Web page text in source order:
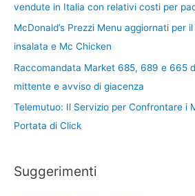
vendute in Italia con relativi costi per
McDonald’s Prezzi Menu aggiornati per
insalata e Mc Chicken
Raccomandata Market 685, 689 e 665
mittente e avviso di giacenza
Telemutuo: Il Servizio per Confrontare i
Portata di Click
Suggerimenti